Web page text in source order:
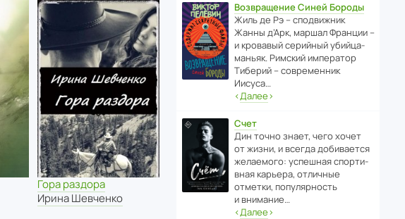
Гора раздора
Ирина Шевченко
Возвращение Синей Бороды
Жиль де Рэ – спод­ви­жник
Жанны д’Арк, маршал Франции –
и кровавый серийный убийца-
маньяк. Римский импе­ратор
Тиберий – совре­менник
Иисуса…
‹Далее›
Счет
Дин точно знает, чего хочет
от жизни, и всегда доби­ва­ется
жела­е­мого: успе­шная спор­ти­
вная карьера, отли­чные
отметки, попу­ля­р­ность
и внимание…
‹Далее›